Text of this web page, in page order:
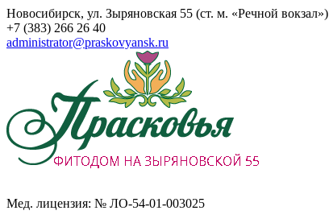
Новосибирск, ул. Зыряновская 55 (ст. м. «Речной вокзал»)
+7 (383) 266 26 40
administrator@praskovyansk.ru
Мед. лицензия: № ЛО-54-01-003025